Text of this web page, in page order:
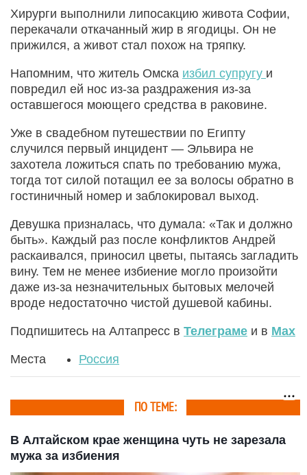
Хирурги выполнили липосакцию живота Софии,
перекачали откачанный жир в ягодицы. Он не
прижился, а живот стал похож на тряпку.
Напомним, что житель Омска избил супругу и
повредил ей нос из-за раздражения из-за
оставшегося моющего средства в раковине.
Уже в свадебном путешествии по Египту
случился первый инцидент — Эльвира не
захотела ложиться спать по требованию мужа,
тогда тот силой потащил ее за волосы обратно в
гостиничный номер и заблокировал выход.
Девушка призналась, что думала: «Так и должно
быть». Каждый раз после конфликтов Андрей
раскаивался, приносил цветы, пытаясь загладить
вину. Тем не менее избиение могло произойти
даже из-за незначительных бытовых мелочей
вроде недостаточно чистой душевой кабины.
Подпишитесь на Алтапресс в Телеграме и в Max
Места Россия
ПО ТЕМЕ:
В Алтайском крае женщина чуть не зарезала
мужа за избиения